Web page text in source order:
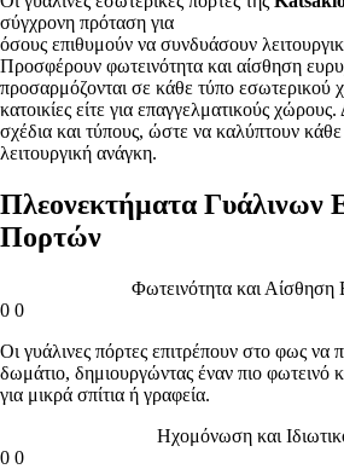
σύγχρονη πρόταση για
όσους επιθυμούν να συνδυάσουν
Προσφέρουν φωτεινότητα και αίσθηση
προσαρμόζονται σε κάθε τύπο εσωτερικού
κατοικίες είτε για επαγγελματικούς
σχέδια και τύπους, ώστε να καλύπτουν κάθε
λειτουργική ανάγκη.
Πλεονεκτήματα Γυάλινων
Πορτών
Φωτεινότητα και Αίσθηση
0 0
Οι γυάλινες πόρτες επιτρέπουν στο φως να
δωμάτιο, δημιουργώντας έναν πιο φωτεινό
για μικρά σπίτια ή γραφεία.
Ηχομόνωση και
0 0